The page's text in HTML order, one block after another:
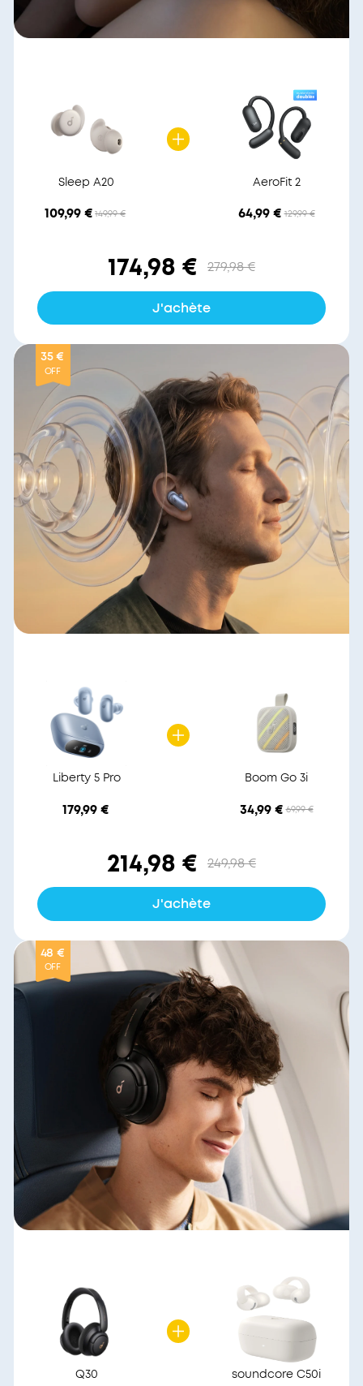
Sleep A20
109,99 € 149,99 €
AeroFit 2
64,99 € 129,99 €
174,98 € 279,98 €
J'achète
35 €
OFF
Liberty 5 Pro
179,99 €
Boom Go 3i
34,99 € 69,99 €
214,98 € 249,98 €
J'achète
48 €
OFF
Q30 soundcore C50i